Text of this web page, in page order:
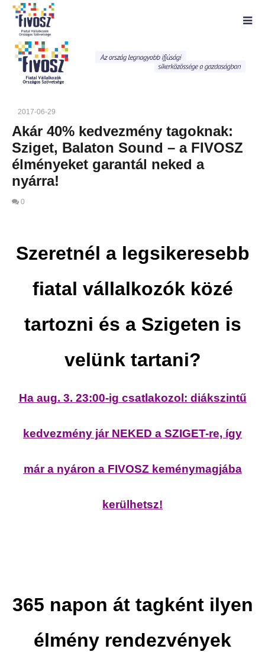
2017-06-29
Akár 40% kedvezmény tagoknak:
Sziget, Balaton Sound – a FIVOSZ
élményeket garantál neked a
nyárra!
0
MOST NÉZED
Akár 40% kedvezmény tagoknak: Sziget,
Balaton Sound – a FIVOSZ élményeket
2017-
06-29
a
Szeretnél a legsikeresebb
fiatal vállalkozók közé
tartozni és a Szigeten is
velünk tartani?
Ha aug. 3. 23:00-ig csatlakozol: diákszintű
kedvezmény jár NEKED a SZIGET-re, így
már a nyáron a FIVOSZ keménymagjába
kerülhetsz!
365 napon át tagként ilyen
élmény rendezvények